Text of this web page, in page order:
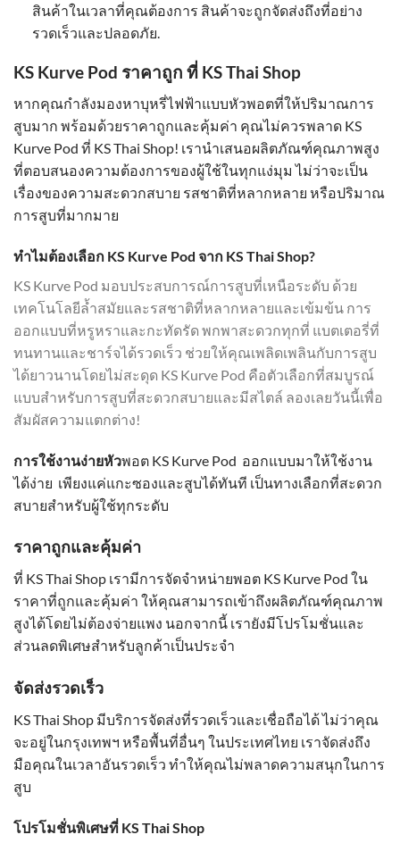
สินค้าในเวลาที่คุณต้องการ สินค้าจะถูกจัดส่งถึงที่อย่าง
รวดเร็วและปลอดภัย.
KS Kurve Pod ราคาถูก ที่ KS Thai Shop
หากคุณกำลังมองหาบุหรี่ไฟฟ้าแบบหัวพอตที่ให้ปริมาณการ
สูบมาก พร้อมด้วยราคาถูกและคุ้มค่า คุณไม่ควรพลาด KS
Kurve Pod ที่ KS Thai Shop! เรานำเสนอผลิตภัณฑ์คุณภาพสูง
ที่ตอบสนองความต้องการของผู้ใช้ในทุกแง่มุม ไม่ว่าจะเป็น
เรื่องของความสะดวกสบาย รสชาติที่หลากหลาย หรือปริมาณ
การสูบที่มากมาย
ทำไมต้องเลือก KS Kurve Pod จาก KS Thai Shop?
KS Kurve Pod มอบประสบการณ์การสูบที่เหนือระดับ ด้วย
เทคโนโลยีล้ำสมัยและรสชาติที่หลากหลายและเข้มข้น การ
ออกแบบที่หรูหราและกะทัดรัด พกพาสะดวกทุกที่ แบตเตอรี่ที่
ทนทานและชาร์จได้รวดเร็ว ช่วยให้คุณเพลิดเพลินกับการสูบ
ได้ยาวนานโดยไม่สะดุด KS Kurve Pod คือตัวเลือกที่สมบูรณ์
แบบสำหรับการสูบที่สะดวกสบายและมีสไตล์ ลองเลยวันนี้เพื่อ
สัมผัสความแตกต่าง!
การใช้งานง่ายหัวพอต KS Kurve Pod ออกแบบมาให้ใช้งาน
ได้ง่าย เพียงแค่แกะซองและสูบได้ทันที เป็นทางเลือกที่สะดวก
สบายสำหรับผู้ใช้ทุกระดับ
ราคาถูกและคุ้มค่า
ที่ KS Thai Shop เรามีการจัดจำหน่ายพอต KS Kurve Pod ใน
ราคาที่ถูกและคุ้มค่า ให้คุณสามารถเข้าถึงผลิตภัณฑ์คุณภาพ
สูงได้โดยไม่ต้องจ่ายแพง นอกจากนี้ เรายังมีโปรโมชั่นและ
ส่วนลดพิเศษสำหรับลูกค้าเป็นประจำ
จัดส่งรวดเร็ว
KS Thai Shop มีบริการจัดส่งที่รวดเร็วและเชื่อถือได้ ไม่ว่าคุณ
จะอยู่ในกรุงเทพฯ หรือพื้นที่อื่นๆ ในประเทศไทย เราจัดส่งถึง
มือคุณในเวลาอันรวดเร็ว ทำให้คุณไม่พลาดความสนุกในการ
สูบ
โปรโมชั่นพิเศษที่ KS Thai Shop